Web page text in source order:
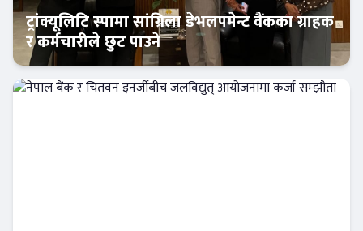
बैंक-वित्त
ट्रांक्यूलिटि स्पामा सांग्रिला डेभलपमेन्ट वैंकका ग्राहक
र कर्मचारीले छुट पाउने